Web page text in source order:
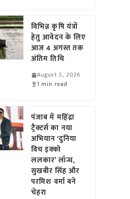
विभिन्न कृषि यंत्रों
हेतु आवेदन के लिए
आज 4 अगस्त तक
अंतिम तिथि
August 5, 2026
1 min read
पंजाब में महिंद्रा
ट्रैक्टर्स का नया
अभियान ‘दुनिया
विच इक्को
ललकार’ लॉन्च,
सुखबीर सिंह और
परमिश वर्मा बने
चेहरा